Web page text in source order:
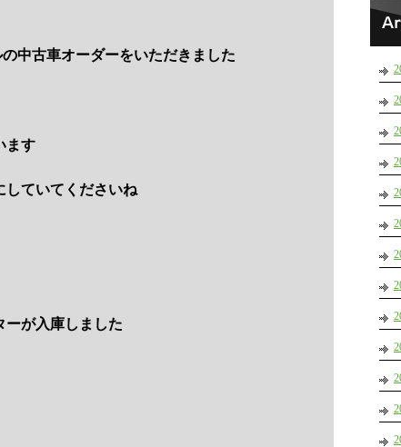
中古車オーダーをいただきました
ます
していてくださいね
ーが入庫しました